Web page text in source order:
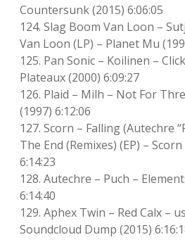
Countersunk (2015) 6:06:05
124. Slag Boom Van Loon –
Van Loon (LP) – Planet Mu
125. Pan Sonic – Koilinen –
Plateaux (2000) 6:09:27
126. Plaid – Milh – Not For
(1997) 6:12:06
127. Scorn – Falling (Autechre
The End (Remixes) (EP) –
6:14:23
128. Autechre – Puch –
6:14:40
129. Aphex Twin – Red Calx –
Soundcloud Dump (2015)